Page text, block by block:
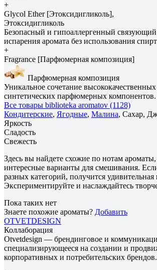
+
Glycol Ether [Этоксидигликоль],
Этоксидигликоль
Безопасный и гипоаллергенный связующий
испарения аромата без использования
+
Fragrance [Парфюмерная композиция]
Парфюмерная композиция
Уникальное сочетание
синтетических парфюмерных компонентов.
Все товары biblioteka aromatov (1128)
Кондитерские, Ягодные, Малина, Сахар,
Яркость
Сладость
Свежесть
Здесь вы найдете схожие по нотам
интересные варианты для смешивания.
разных категорий, получится
Экспериментируйте и наслаждайтесь
Пока таких нет
Знаете похожие ароматы? Добавить
OTVETDESIGN
Коллаборация
Otvetdesign — брендинговое и
специализирующееся на создании и
корпоративных и потребительских брендов.